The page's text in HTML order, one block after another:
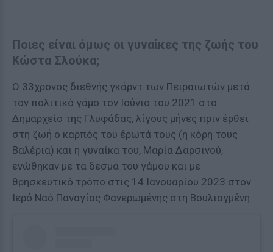
Ποιες είναι όμως οι γυναίκες της ζωής του
Κώστα Σλούκα;
Ο 33χρονος διεθνής γκάρντ των Πειραιωτών μετά
τον πολιτικό γάμο τον Ιούνιο του 2021 στο
Δημαρχείο της Γλυφάδας, λίγους μήνες πριν έρθει
στη ζωή ο καρπός του έρωτά τους (η κόρη τους
Βαλέρια) και η γυναίκα του, Μαρία Δαρσινού,
ενώθηκαν με τα δεσμά του γάμου και με
θρησκευτικό τρόπο στις 14 Ιανουαρίου 2023 στον
Ιερό Ναό Παναγίας Φανερωμένης στη Βουλιαγμένη